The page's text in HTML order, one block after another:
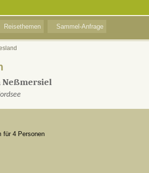
Reisethemen Sammel-Anfrage
Neßmersiel
für 4 Personen